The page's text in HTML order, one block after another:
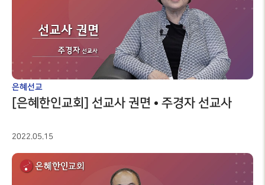
은혜선교
[은혜한인교회] 선교사 권면 • 주경자 선교사
2022.05.15